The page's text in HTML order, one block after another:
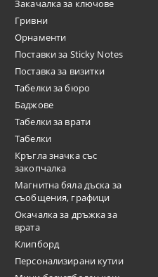
Закачалка за ключове
Гривни
Орнаменти
Поставки за Sticky Notes
Поставка за визитки
Tабелки за бюро
Баджове
Табелки за врати
Табелки
Кръгла значка със
закопчалка
Магнитна бяла дъска за
съобщения, графици
Окачалка за дръжка за
врата
Клипборд
Персонализирани кутии